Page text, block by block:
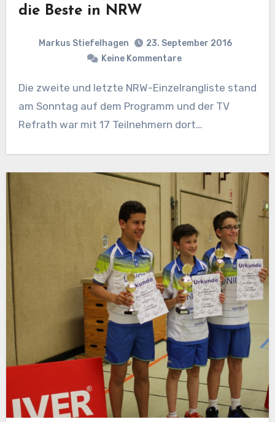
die Beste in NRW
Markus Stiefelhagen
23. September 2016
Keine Kommentare
Die zweite und letzte NRW-Einzelrangliste stand
am Sonntag auf dem Programm und der TV
Refrath war mit 17 Teilnehmern dort…